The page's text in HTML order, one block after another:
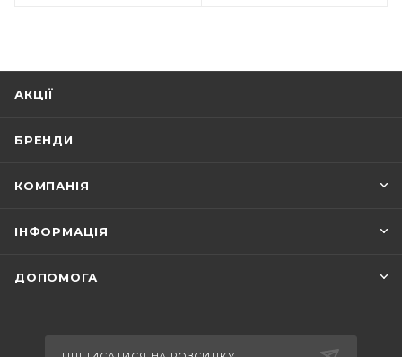
АКЦІЇ
БРЕНДИ
КОМПАНІЯ
ІНФОРМАЦІЯ
ДОПОМОГА